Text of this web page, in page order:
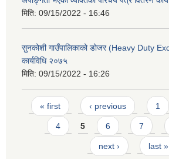
मिति: 09/15/2022 - 16:46
सुनकोशी गाउँपालिकाको डोजर (Heavy Duty
कार्यविधि २०७५
मिति: 09/15/2022 - 16:26
Pages
« first ‹ previous 1
4 5 6 7
next › last »